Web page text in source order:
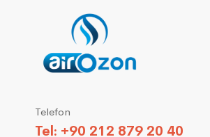
Telefon
Tel: +90 212 879 20 40